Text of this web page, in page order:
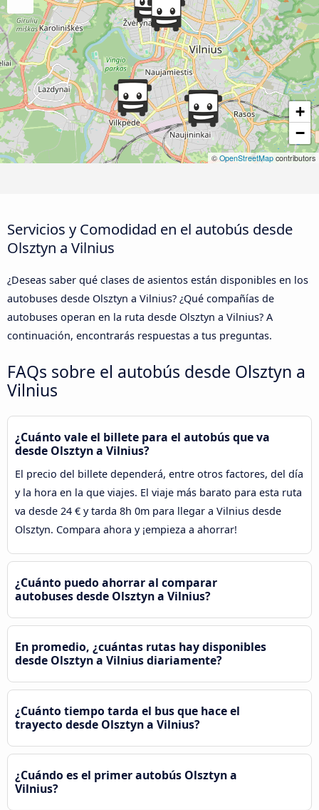
+
−
© OpenStreetMap contributors
Servicios y Comodidad en el autobús desde
Olsztyn a Vilnius
¿Deseas saber qué clases de asientos están disponibles en los
autobuses desde Olsztyn a Vilnius? ¿Qué compañías de
autobuses operan en la ruta desde Olsztyn a Vilnius? A
continuación, encontrarás respuestas a tus preguntas.
FAQs sobre el autobús desde Olsztyn a
Vilnius
¿Cuánto vale el billete para el autobús que va
desde Olsztyn a Vilnius?
El precio del billete dependerá, entre otros factores, del día
y la hora en la que viajes. El viaje más barato para esta ruta
va desde 24 € y tarda 8h 0m para llegar a Vilnius desde
Olsztyn. Compara ahora y ¡empieza a ahorrar!
¿Cuánto puedo ahorrar al comparar
autobuses desde Olsztyn a Vilnius?
En promedio, ¿cuántas rutas hay disponibles
desde Olsztyn a Vilnius diariamente?
¿Cuánto tiempo tarda el bus que hace el
trayecto desde Olsztyn a Vilnius?
¿Cuándo es el primer autobús Olsztyn a
Vilnius?